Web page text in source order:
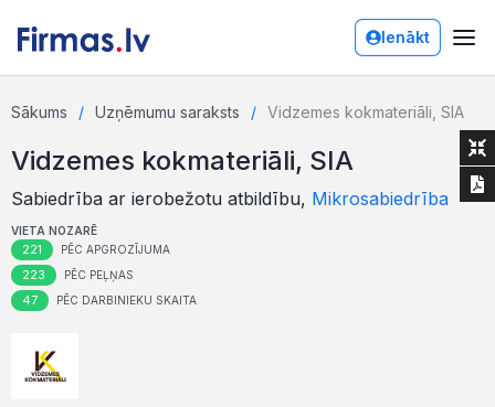
Ienākt
Sākums Uzņēmumu saraksts Vidzemes kokmateriāli, SIA
Vidzemes kokmateriāli, SIA
Sabiedrība ar ierobežotu atbildību, Mikrosabiedrība
VIETA NOZARĒ
221 PĒC APGROZĪJUMA
223 PĒC PEĻŅAS
47 PĒC DARBINIEKU SKAITA